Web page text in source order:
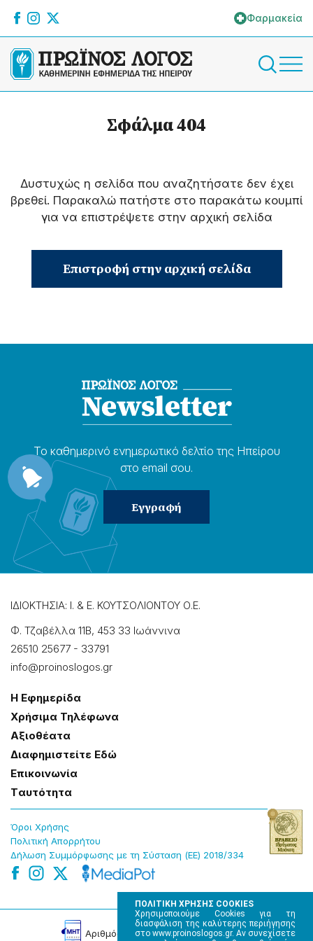
ΠΟΛΙΤΙΚΗ ΧΡΗΣΗΣ COOKIES
Χρησιμοποιούμε Cookies για τη
διασφάλιση της καλύτερης περιήγησης
στο www.proinoslogos.gr. Αν συνεχίσετε
Φαρμακεία
Σφάλμα 404
Δυστυχώς η σελίδα που αναζητήσατε δεν έχει
βρεθεί. Παρακαλώ πατήστε στο παρακάτω κουμπί
για να επιστρέψετε στην αρχική σελίδα
Επιστροφή στην αρχική σελίδα
Το καθημερɩνό ενημερωτɩκό δελτίο της Ηπείρου
στο email σου.
ΙΔΙΟΚΤΗΣΙΑ: Ι. & Ε. ΚΟΥΤΣΟΛΙΟΝΤΟΥ Ο.Ε.
Φ. Τζαβέλλα 11Β, 453 33 Ιωάννɩνα
26510 25677 - 33791
info@proinoslogos.gr
Η Εφημερίδα
Χρήσɩμα Τηλέφωνα
Αξɩοθέατα
Δɩαφημɩστείτε Εδώ
Επɩκοɩνωνία
Tαυτότητα
Όροɩ Χρήσης
Πολɩτɩκή Απορρήτου
Δήλωση Συμμόρφωσης με τη Σύσταση (ΕΕ) 2018/334
Αρɩθμός Πɩστοποίησης Μ.Η.Τ. 220242